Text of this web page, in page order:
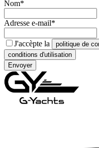
Nom*
Adresse e-mail*
J'accèpte la politique de
conditions d'utilisation
Envoyer